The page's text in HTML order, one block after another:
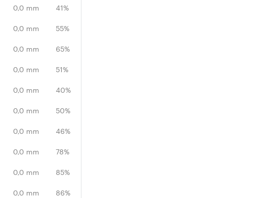
0,0 mm 41%
0,0 mm 55%
0,0 mm 65%
0,0 mm 51%
0,0 mm 40%
0,0 mm 50%
0,0 mm 46%
0,0 mm 78%
0,0 mm 85%
0,0 mm 86%